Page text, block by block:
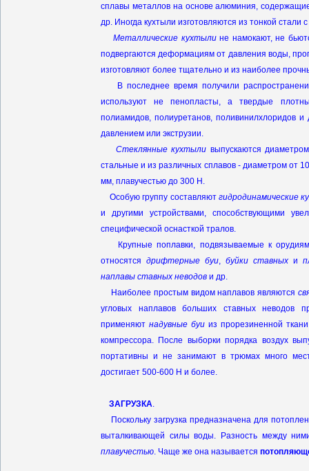
сплавы металлов на основе алюминия,
др. Иногда кухтыли изготовляются из тонкой
Металлические кухтылине намокают, не
подвергаются деформациям от давления воды,
изготовляют более тщательно и из наиболее
В последнее время получили
используют не пенопласты, а твердые
полиамидов, полиуретанов, поливинилхлоридов
давлением или экструзии.
Стеклянные кухтыли выпускаются
стальные и из различных сплавов - диаметром от
мм, плавучестью до 300 Н.
Особую группу составляют гидродинамические
и другими устройствами, способствующими
специфической оснасткой тралов.
Крупные поплавки, подвязываемые к
относятся дрифтерные буи, буйки ставных и
наплавы ставных неводов и др.
Наиболее простым видом наплавов являются
угловых наплавов больших ставных неводов
применяют надувные буииз прорезиненной
компрессора. После выборки порядка воздух
портативны и не занимают в трюмах много
достигает 500-600 Н и более.
ЗАГРУЗКА.
Поскольку загрузка предназначена для
выталкивающей силы воды. Разность между
плавучестью. Чаще же она называется